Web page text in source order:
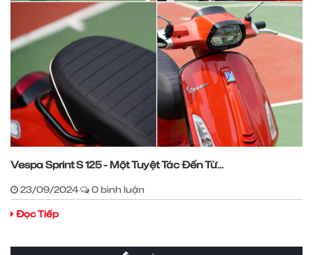
Vespa Sprint S 125 - Một Tuyệt Tác Đến Từ...
23/09/2024
0 bình luận
Đọc Tiếp